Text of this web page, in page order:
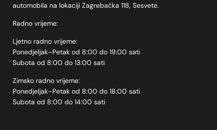
automobila na lokaciji Zagrebačka 118, Sesvete.
Radno vrijeme:
Ljetno radno vrijeme:
Ponedjeljak–Petak od 8:00 do 19:00 sati
Subota od 8:00 do 13:00 sati
Zimsko radno vrijeme:
Ponedjeljak–Petak od 8:00 do 18:00 sati
Subota od 8:00 do 14:00 sati